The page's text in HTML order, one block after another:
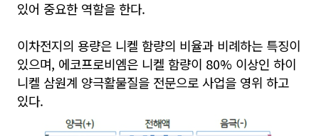
있어 중요한 역할을 한다.
이차전지의 용량은 니켈 함량의 비율과 비례하는 특징이
있으며, 에코프로비엠은 니켈 함량이 80% 이상인 하이
니켈 삼원계 양극활물질을 전문으로 사업을 영위 하고
있다.